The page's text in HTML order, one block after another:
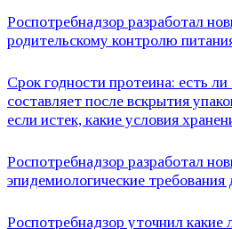
Роспотребнадзор разработал
родительскому контролю
Срок годности протеина: есть
составляет после вскрытия
если истек, какие условия
Роспотребнадзор разработал
эпидемиологические требования
Роспотребнадзор уточнил какие